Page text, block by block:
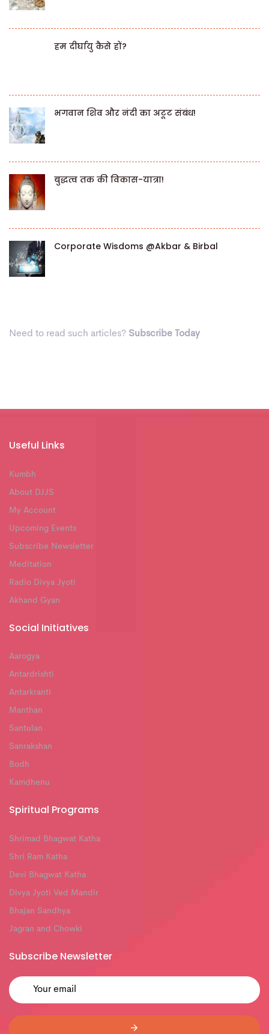
हम दीर्घायु कैसे हों?
भगवान शिव और नंदी का अटूट संबंध!
बुद्धत्व तक की विकास-यात्रा!
Corporate Wisdoms @Akbar & Birbal
Need to read such articles? Subscribe Today
Useful Links
Kumbh
About DJJS
My Account
Upcoming Events
Subscribe Newsletter
Meditation
Radio Divya Jyoti
Akhand Gyan
Social Initiatives
Aarogya
Antardrishti
Antarkranti
Manthan
Santulan
Sanrakshan
Bodh
Kamdhenu
Spiritual Programs
Shrimad Bhagwat Katha
Shri Ram Katha
Devi Bhagwat Katha
Divya Jyoti Ved Mandir
Bhajan Sandhya
Jagran and Chowki
Subscribe Newsletter